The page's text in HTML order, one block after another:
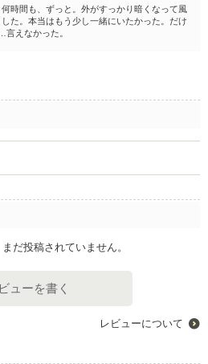
時間も、ずっと。外がすっかり暗くなって風
た。本当はもう少し一緒にいたかった。だけ
言えなかった。
だ投稿されていません。
ューを書く
レビューについて